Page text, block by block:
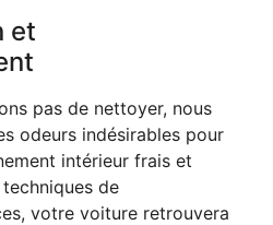
et
pas de nettoyer, nous
odeurs indésirables pour
intérieur frais et
de
votre voiture retrouvera